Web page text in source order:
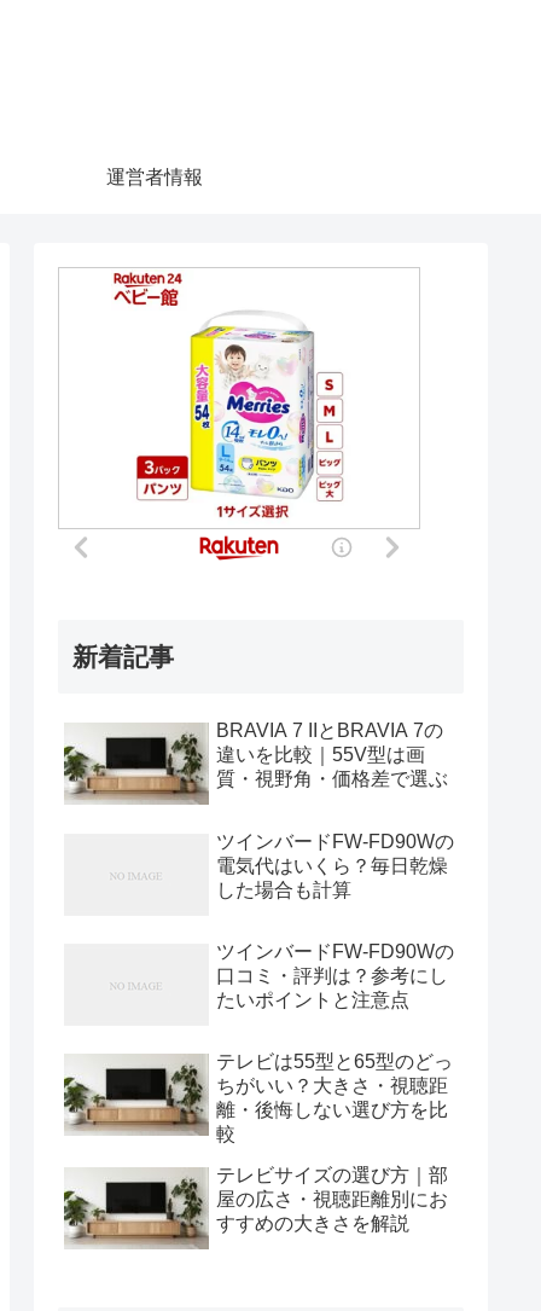
運営者情報
新着記事
BRAVIA 7 IIとBRAVIA 7の
違いを比較｜55V型は画
質・視野角・価格差で選ぶ
ツインバードFW-FD90Wの
電気代はいくら？毎日乾燥
した場合も計算
ツインバードFW-FD90Wの
口コミ・評判は？参考にし
たいポイントと注意点
テレビは55型と65型のどっ
ちがいい？大きさ・視聴距
離・後悔しない選び方を比
較
テレビサイズの選び方｜部
屋の広さ・視聴距離別にお
すすめの大きさを解説